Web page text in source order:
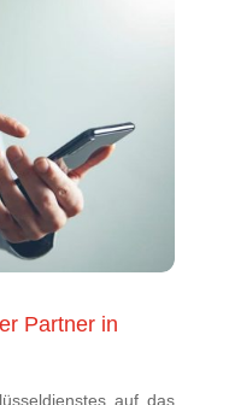
Partner in
auf das